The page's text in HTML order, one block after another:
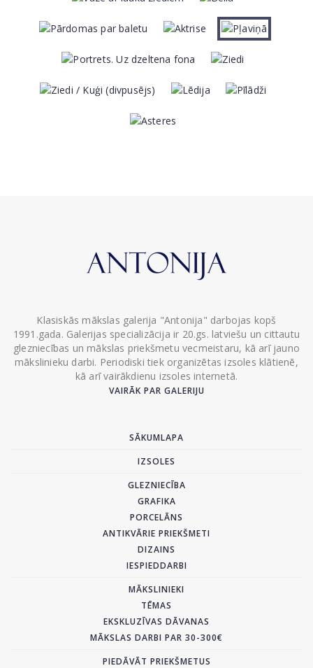
Klasiskās mākslas galerija "Antonija" darbojas kopš
1991.gada. Galerijas specializācija ir 20.gs. latviešu un cittautu
glezniecības un mākslas priekšmetu vecmeistaru, kā arī jauno
mākslinieku darbi. Periodiski tiek organizētas izsoles klātienē,
kā arī vairākdienu izsoles internetā.
VAIRĀK PAR GALERIJU
SĀKUMLAPA
IZSOLES
GLEZNIECĪBA
GRAFIKA
PORCELĀNS
ANTIKVĀRIE PRIEKŠMETI
DIZAINS
IESPIEDDARBI
MĀKSLINIEKI
TĒMAS
EKSKLUZĪVAS DĀVANAS
MĀKSLAS DARBI PAR 30-300€
PIEDĀVĀT PRIEKŠMETUS